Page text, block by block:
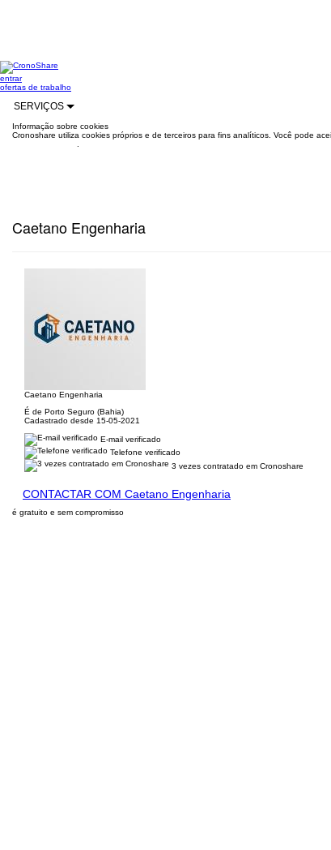
entrar
ofertas de trabalho
SERVIÇOS
Informação sobre cookies
Cronoshare utiliza cookies próprios e de terceiros para fins analíticos. Você pode
Caetano Engenharia
Caetano Engenharia
É de Porto Seguro (Bahia)
Cadastrado desde 15-05-2021
E-mail verificado
Telefone verificado
3 vezes contratado em Cronoshare
CONTACTAR COM Caetano Engenharia
é gratuito e sem compromisso